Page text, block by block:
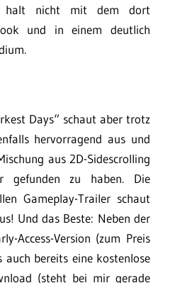
halt nicht mit dem dort
und in einem deutlich
Days“ schaut aber trotz
hervorragend aus und
aus 2D-Sidescrolling
gefunden zu haben. Die
Gameplay-Trailer schaut
Und das Beste: Neben der
Access-Version (zum Preis
bereits eine kostenlose
(steht bei mir gerade